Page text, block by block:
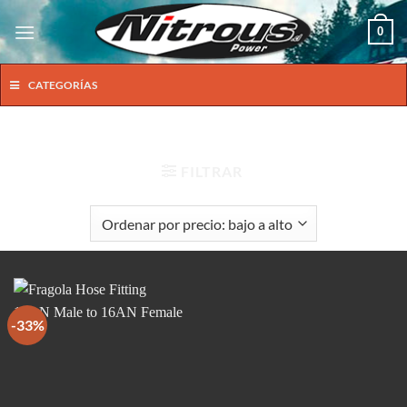
Saltar
al
contenido
0
CATEGORÍAS
-33%